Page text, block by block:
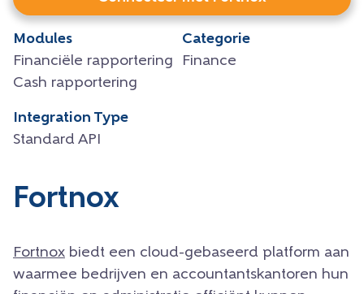
Modules
Financiële rapportering
Cash rapportering
Categorie
Finance
Integration Type
Standard API
Fortnox
Fortnox biedt een cloud-gebaseerd platform aan
waarmee bedrijven en accountantskantoren hun